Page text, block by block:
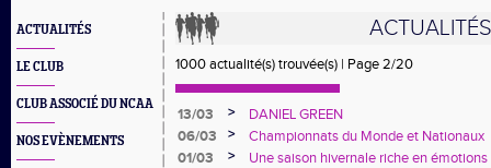
ACTUALITÉS
LE CLUB
CLUB ASSOCIÉ DU NCAA
NOS EVÈNEMENTS
ACTUALITÉS
1000 actualité(s) trouvée(s) | Page 2/20
13/03 >
DANIEL GREEN
06/03
>
Championnats du Monde et Nationaux
01/03
>
Une saison hivernale riche en